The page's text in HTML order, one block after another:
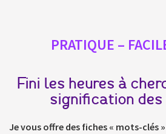
PRATIQUE –
Fini les heures à
signification des
Je vous offre des fiches « mots-clés